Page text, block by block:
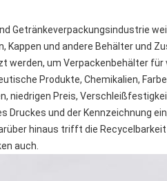
Getränkeverpackungsindustrie
Kappen und andere Behälter und
werden, um Verpackenbehälter
Produkte, Chemikalien,
niedrigen Preis,
Druckes und der Kennzeichnung
hinaus trifft die Recycelbarkeit
auch.